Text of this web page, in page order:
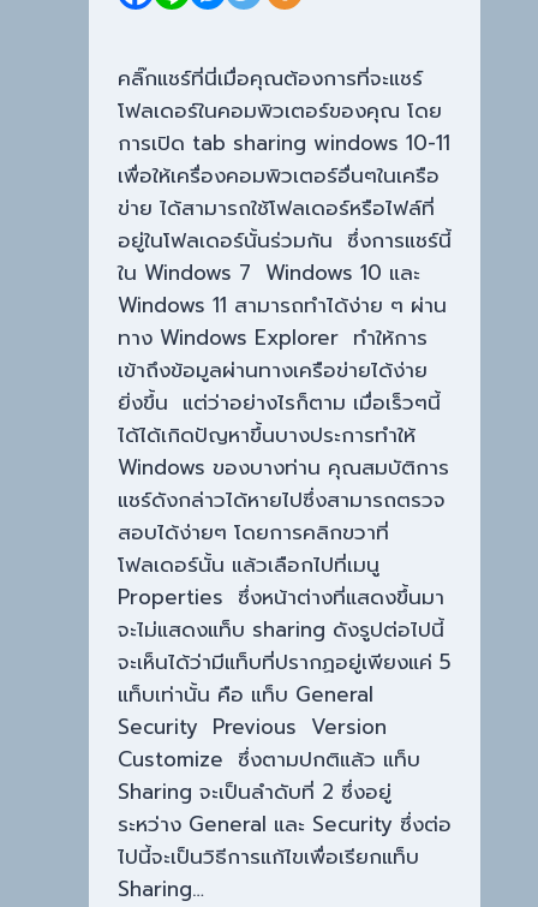
คลิ๊กแชร์ที่นี่เมื่อคุณต้องการที่จะแชร์
โฟลเดอร์ในคอมพิวเตอร์ของคุณ โดย
การเปิด tab sharing windows 10-11
เพื่อให้เครื่องคอมพิวเตอร์อื่นๆในเครือ
ข่าย ได้สามารถใช้โฟลเดอร์หรือไฟล์ที่
อยู่ในโฟลเดอร์นั้นร่วมกัน ซึ่งการแชร์นี้
ใน Windows 7 Windows 10 และ
Windows 11 สามารถทำได้ง่าย ๆ ผ่าน
ทาง Windows Explorer ทำให้การ
เข้าถึงข้อมูลผ่านทางเครือข่ายได้ง่าย
ยิ่งขึ้น แต่ว่าอย่างไรก็ตาม เมื่อเร็วๆนี้
ได้ได้เกิดปัญหาขึ้นบางประการทำให้
Windows ของบางท่าน คุณสมบัติการ
แชร์ดังกล่าวได้หายไปซึ่งสามารถตรวจ
สอบได้ง่ายๆ โดยการคลิกขวาที่
โฟลเดอร์นั้น แล้วเลือกไปที่เมนู
Properties ซึ่งหน้าต่างที่แสดงขึ้นมา
จะไม่แสดงแท็บ sharing ดังรูปต่อไปนี้
จะเห็นได้ว่ามีแท็บที่ปรากฏอยู่เพียงแค่ 5
แท็บเท่านั้น คือ แท็บ General
Security Previous Version
Customize ซึ่งตามปกติแล้ว แท็บ
Sharing จะเป็นลำดับที่ 2 ซึ่งอยู่
ระหว่าง General และ Security ซึ่งต่อ
ไปนี้จะเป็นวิธีการแก้ไขเพื่อเรียกแท็บ
Sharing…